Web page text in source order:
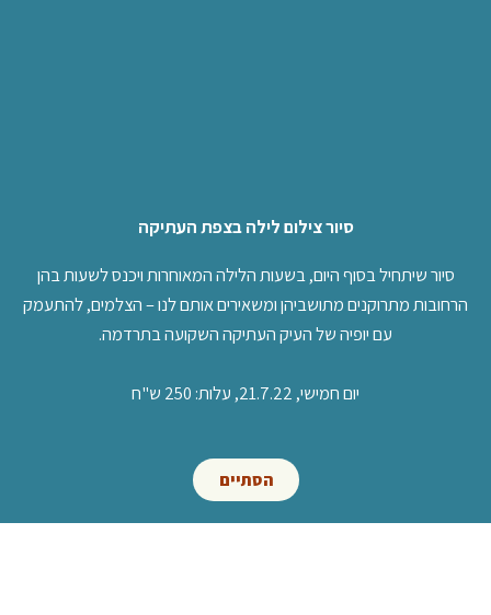
סיור צילום לילה בצפת העתיקה
סיור שיתחיל בסוף היום, בשעות הלילה המאוחרות ויכנס לשעות בהן
הרחובות מתרוקנים מתושביהן ומשאירים אותם לנו – הצלמים, להתעמק
עם יופיה של העיק העתיקה השקועה בתרדמה.
יום חמישי, 21.7.22, עלות: 250 ש"ח
הסתיים